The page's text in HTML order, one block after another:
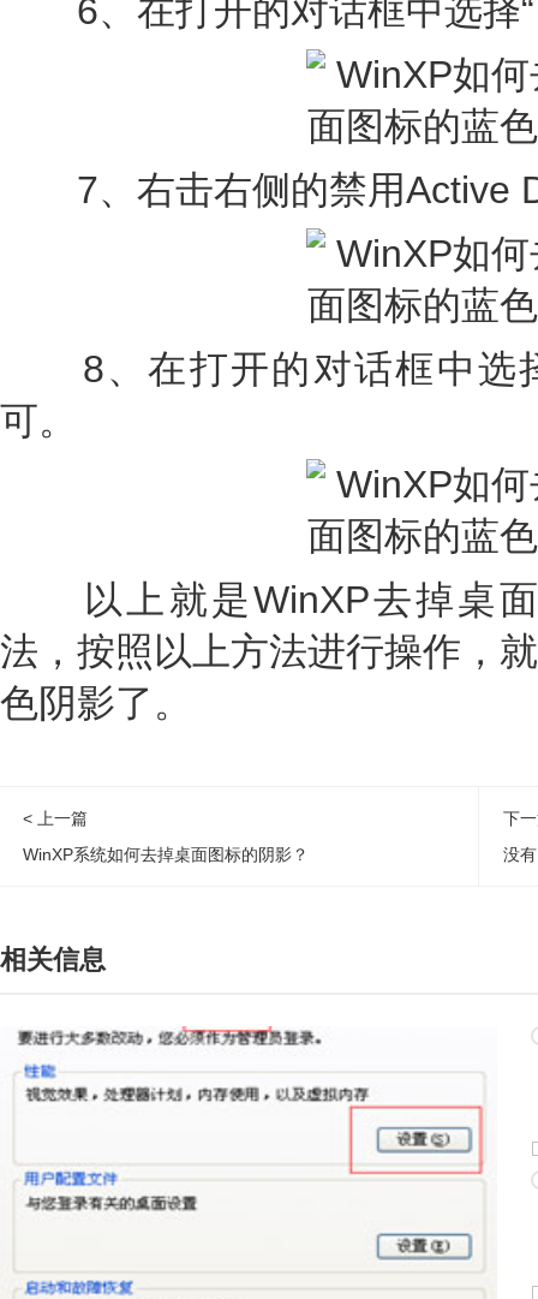
6、在打开的对话框中选择“
7、右击右侧的禁用Active
8、在打开的对话框中选
可。
以上就是WinXP去掉桌面
法，按照以上方法进行操作，
色阴影了。
< 上一篇
WinXP系统如何去掉桌面图标的阴影？
下
没
相关信息